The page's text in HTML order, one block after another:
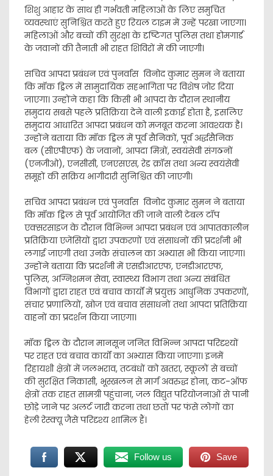
शिशु आहार के साथ ही गर्भवती महिलाओं के लिए समुचित
व्यवस्थाएं सुनिश्चित करते हुए रियल टाइम में उन्हें परखा जाएगा।
महिलाओं और बच्चों की सुरक्षा के दृष्टिगत पुलिस तथा होमगार्ड
के जवानों की तैनाती भी राहत शिविरों में की जाएगी।
सचिव आपदा प्रबंधन एवं पुनर्वास विनोद कुमार सुमन ने बताया
कि मॉक ड्रिल में सामुदायिक सहभागिता पर विशेष जोर दिया
जाएगा। उन्होंने कहा कि किसी भी आपदा के दौरान स्थानीय
समुदाय सबसे पहले प्रतिक्रिया देने वाली इकाई होता है, इसलिए
समुदाय आधारित आपदा प्रबंधन को मजबूत करना आवश्यक है।
उन्होंने बताया कि मॉक ड्रिल में पूर्व सैनिकों, पूर्व अर्द्धसैनिक
बल (सीएपीएफ) के जवानों, आपदा मित्रों, स्वयंसेवी संगठनों
(एनजीओ), एनसीसी, एनएसएस, रेड क्रॉस तथा अन्य स्वयंसेवी
समूहों की सक्रिय भागीदारी सुनिश्चित की जाएगी।
सचिव आपदा प्रबंधन एवं पुनर्वास विनोद कुमार सुमन ने बताया
कि मॉक ड्रिल से पूर्व आयोजित की जाने वाली टेबल टॉप
एक्सरसाइज के दौरान विभिन्न आपदा प्रबंधन एवं आपातकालीन
प्रतिक्रिया एजेंसियों द्वारा उपकरणों एवं संसाधनों की प्रदर्शनी भी
लगाई जाएगी तथा उनके संचालन का अभ्यास भी किया जाएगा।
उन्होंने बताया कि प्रदर्शनी में एसडीआरएफ, एनडीआरएफ,
पुलिस, अग्निशमन सेवा, स्वास्थ्य विभाग तथा अन्य संबंधित
विभागों द्वारा राहत एवं बचाव कार्यों में प्रयुक्त आधुनिक उपकरणों,
संचार प्रणालियों, खोज एवं बचाव संसाधनों तथा आपदा प्रतिक्रिया
वाहनों का प्रदर्शन किया जाएगा।
मॉक ड्रिल के दौरान मानसून जनित विभिन्न आपदा परिदृश्यों
पर राहत एवं बचाव कार्यों का अभ्यास किया जाएगा। इनमें
रिहायशी क्षेत्रों में जलभराव, तटबंधों को खतरा, स्कूलों से बच्चों
की सुरक्षित निकासी, भूस्खलन से मार्ग अवरुद्ध होना, कट-ऑफ
क्षेत्रों तक राहत सामग्री पहुंचाना, जल विद्युत परियोजनाओं से पानी
छोड़े जाने पर अलर्ट जारी करना तथा छतों पर फंसे लोगों का
हेली रेस्क्यू जैसे परिदृश्य शामिल हैं।
Follow us Save